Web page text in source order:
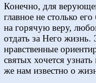
Конечно, для
главное не столько
на горячую веру,
отдать за Него
нравственные
святых хочется
же нам известно о